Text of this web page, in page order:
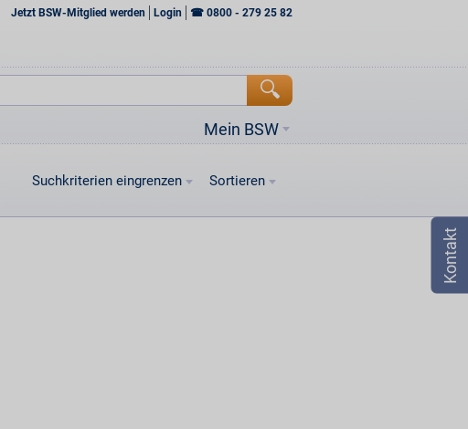
Jetzt BSW-Mitglied werden Login ☎ 0800 - 279 25 82
Mein BSW
Suchkriterien eingrenzen Sortieren